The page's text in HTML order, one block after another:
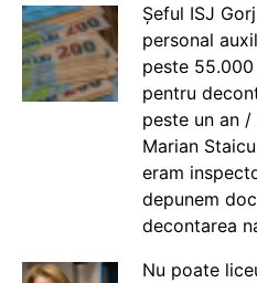
Șeful ISJ
personal
peste
pentru
peste un an
Marian
eram
depunem
decontarea
Nu poate